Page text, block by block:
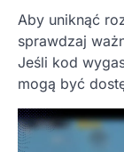
Aby uniknąć
sprawdzaj
Jeśli kod
mogą być